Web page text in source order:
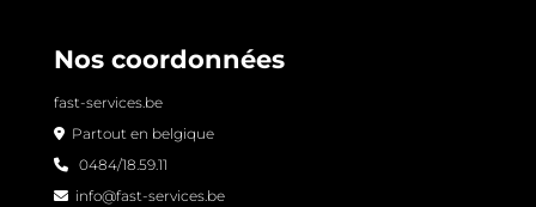
Nos coordonnées
fast-services.be
Partout en belgique
0484/18.59.11
info@fast-services.be